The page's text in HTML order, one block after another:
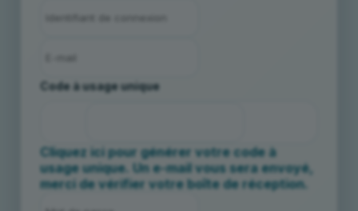
Code à usage unique
Cliquez ici pour générer votre code à
usage unique. Un e-mail vous sera envoyé,
merci de vérifier votre boîte de réception.